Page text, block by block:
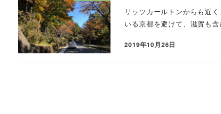
リッツカールトンからも近
いる京都を避けて、滋賀も
2019年10月26日